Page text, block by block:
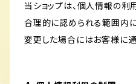
当ショップは、個人情報の利
合理的に認められる範囲内
変更した場合にはお客様に